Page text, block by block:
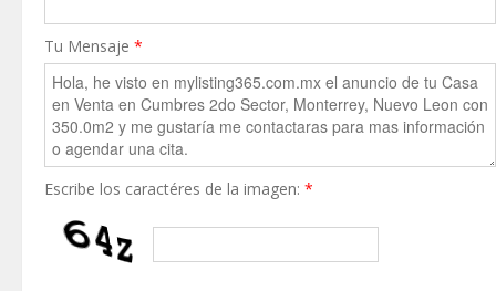
Tu Mensaje *
Escribe los caractéres de la imagen: *